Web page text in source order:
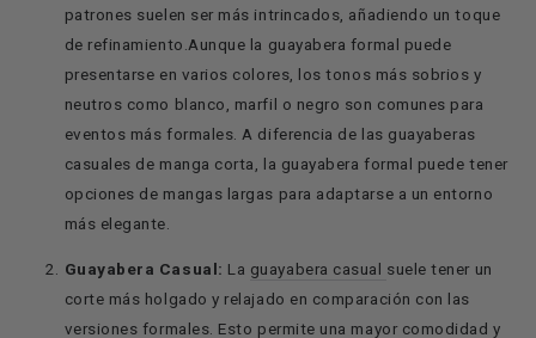
patrones suelen ser más intrincados, añadiendo un toque
de refinamiento. Aunque la guayabera formal puede
presentarse en varios colores, los tonos más sobrios y
neutros como blanco, marfil o negro son comunes para
eventos más formales. A diferencia de las guayaberas
casuales de manga corta, la guayabera formal puede tener
opciones de mangas largas para adaptarse a un entorno
más elegante.
Guayabera Casual: La guayabera casual suele tener un
corte más holgado y relajado en comparación con las
versiones formales. Esto permite una mayor comodidad y